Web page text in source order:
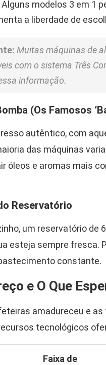
Alguns modelos 3 em 1
a liberdade de
Muitas máquinas de
com o sistema Três
informação.
(Os Famosos
autêntico, com
das máquinas
óleos e aromas mais
Reservatório
um reservatório de
esteja sempre fresca.
constante.
e O Que
amadureceu e
tecnológicos
Faixa de